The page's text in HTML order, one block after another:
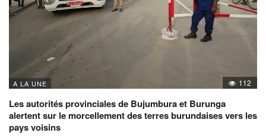
A LA UNE 112
Les autorités provinciales de Bujumbura et Burunga
alertent sur le morcellement des terres burundaises vers les
pays voisins